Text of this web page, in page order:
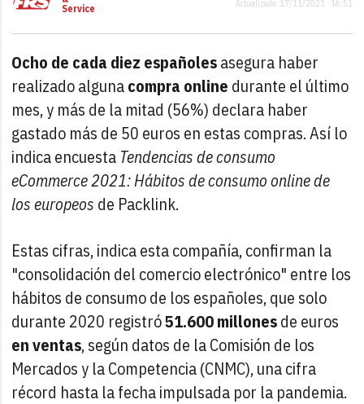
Service
Actualizado: 17/11/2021 · 16:51
Ocho de cada diez españolesasegura haber
realizado algunacompra online durante el último
mes, y más de la mitad (56%) declara haber
gastado más de 50 euros en estas compras. Así lo
indica encuesta Tendencias de consumo
eCommerce 2021: Hábitos de consumo online de
los europeos de Packlink.
Estas cifras, indica esta compañía, confirman la
"consolidación del comercio electrónico" entre los
hábitos de consumo de los españoles, que solo
durante 2020 registró51.600 millonesde euros
en ventas, según datos de la Comisión de los
Mercados y la Competencia (CNMC), una cifra
récord hasta la fecha impulsada por la pandemia.